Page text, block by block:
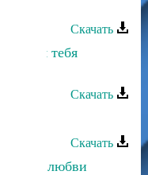
Скачать
ли я тебя
Скачать
Скачать
любви